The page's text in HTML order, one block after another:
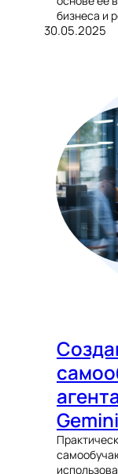
бизнеса и
30.05.2025